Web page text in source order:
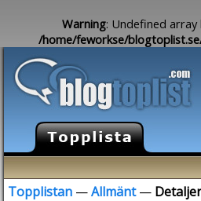
Warning: Undefined array
/home/feworkse/
Topplistan —Allmänt—